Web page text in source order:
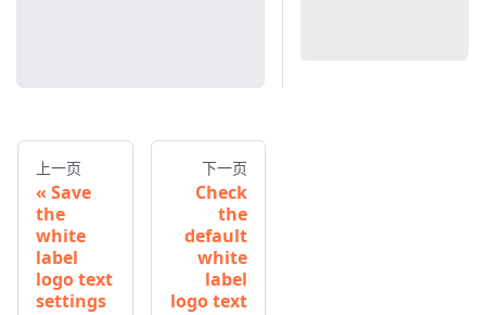
上一页
Save
the
white
label
logo text
settings
下一页
Check
the
default
white
label
logo text